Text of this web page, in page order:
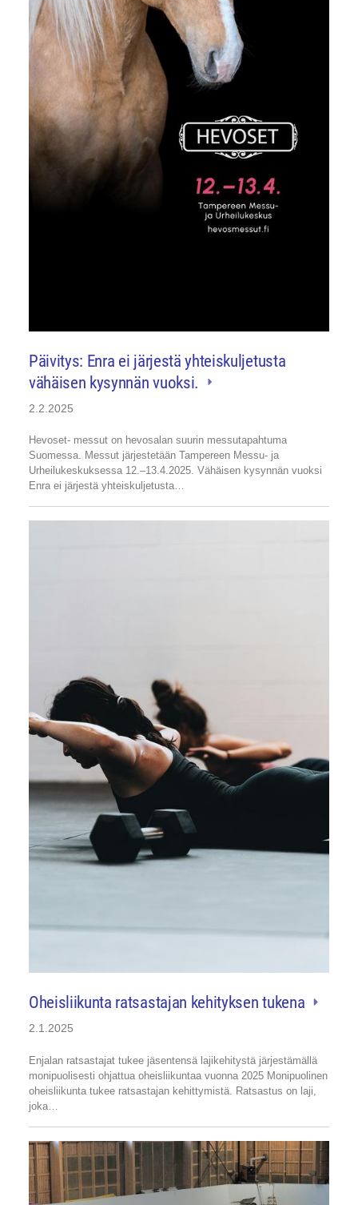
Päivitys: Enra ei järjestä yhteiskuljetusta
vähäisen kysynnän vuoksi.
2.2.2025
Hevoset- messut on hevosalan suurin messutapahtuma
Suomessa. Messut järjestetään Tampereen Messu- ja
Urheilukeskuksessa 12.–13.4.2025. Vähäisen kysynnän vuoksi
Enra ei järjestä yhteiskuljetusta…
Oheisliikunta ratsastajan kehityksen tukena
2.1.2025
Enjalan ratsastajat tukee jäsentensä lajikehitystä järjestämällä
monipuolisesti ohjattua oheisliikuntaa vuonna 2025 Monipuolinen
oheisliikunta tukee ratsastajan kehittymistä. Ratsastus on laji,
joka…